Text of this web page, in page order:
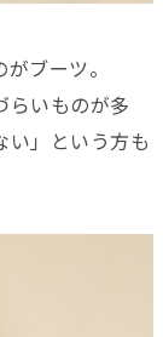
ブーツ。
らいものが多
い」という方も